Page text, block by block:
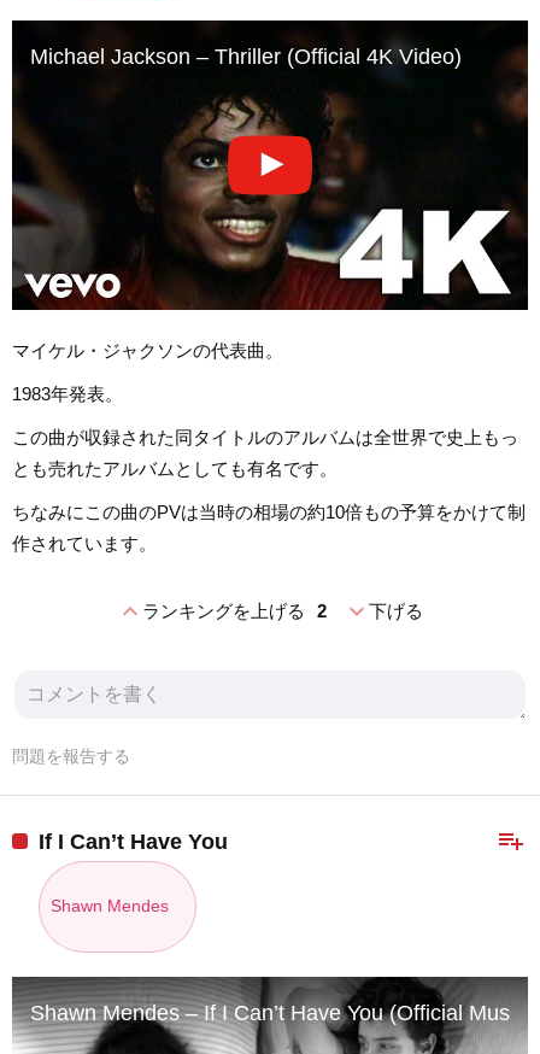
Michael Jackson – Thriller (Official 4K Video)
マイケル・ジャクソンの代表曲。
1983年発表。
この曲が収録された同タイトルのアルバムは全世界で史上もっ
とも売れたアルバムとしても有名です。
ちなみにこの曲のPVは当時の相場の約10倍もの予算をかけて制
作されています。
expand_lessランキングを上げる 2 expand_more下げる
問題を報告する
playlist_add
If I Can’t Have You
Shawn Mendes
Shawn Mendes – If I Can’t Have You (Official Music